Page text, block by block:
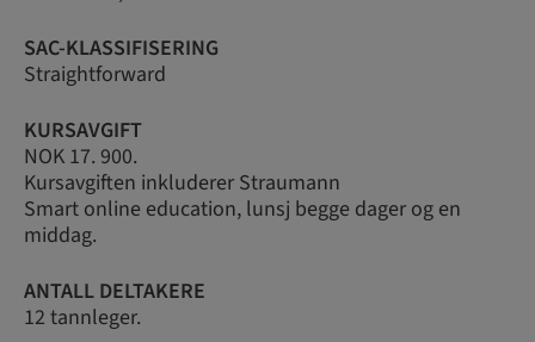
SAC-KLASSIFISERING
Straightforward
KURSAVGIFT
NOK 17. 900.
Kursavgiften inkluderer Straumann
Smart online education, lunsj begge dager og en
middag.
ANTALL DELTAKERE
12 tannleger.